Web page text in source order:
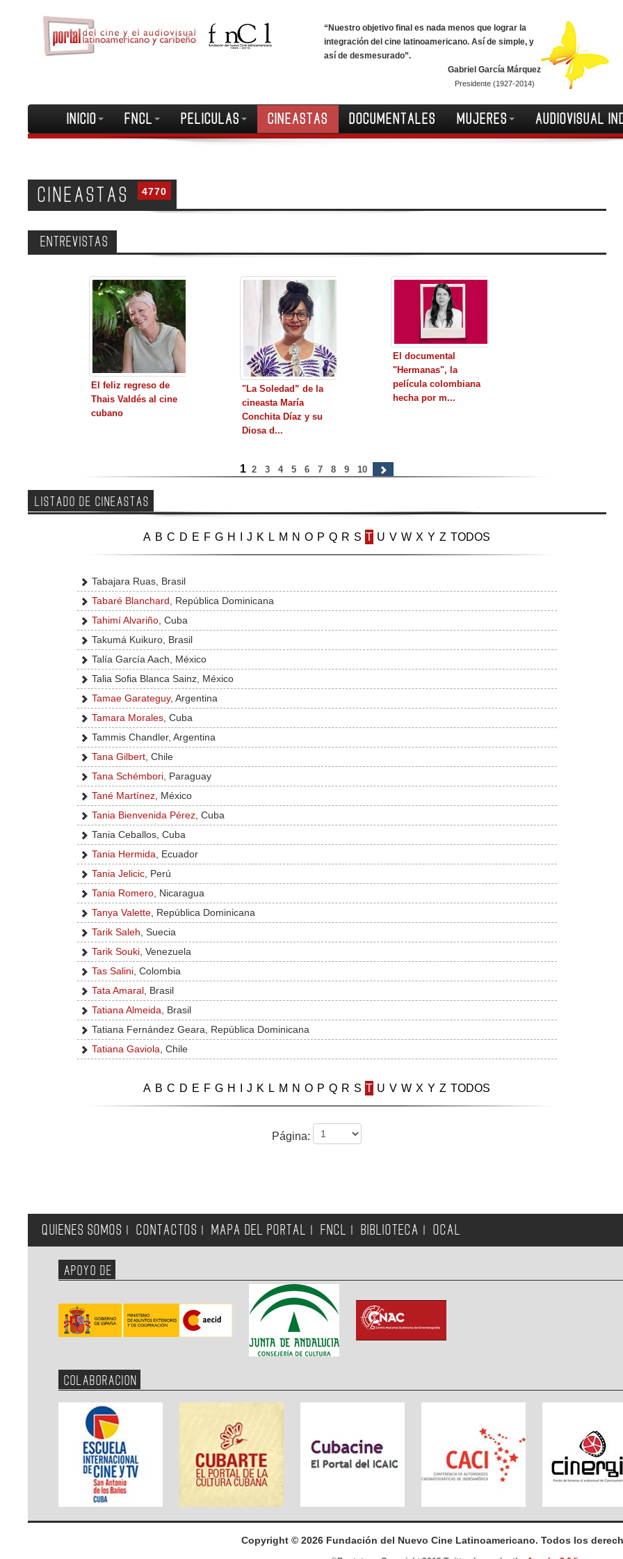
“Nuestro objetivo final es nada menos que lograr la
integración del cine latinoamericano. Así de simple, y
así de desmesurado”.
Gabriel García Márquez
Presidente (1927-2014)
INICIO FNCL PELICULAS CINEASTAS DOCUMENTALES MUJERES AUDIOVISUAL
CINEASTAS 4770
ENTREVISTAS
El feliz regreso de
Thais Valdés al cine
cubano
"La Soledad” de la
cineasta María
Conchita Díaz y su
Diosa d...
El documental
"Hermanas", la
película colombiana
hecha por m...
1 2 3 4 5 6 7 8 9 10
LISTADO DE CINEASTAS
A B C D E F G H J K L M N O P Q R S T U V W X Y Z TODOS
Tabajara Ruas, Brasil
Tabaré Blanchard , República Dominicana
Tahimí Alvariño , Cuba
Takumá Kuikuro, Brasil
Talía García Aach, México
Talia Sofia Blanca Sainz, México
Tamae Garateguy, Argentina
Tamara Morales , Cuba
Tammis Chandler, Argentina
Tana Gilbert , Chile
Tana Schémbori , Paraguay
Tané Martínez , México
Tania Bienvenida Pérez , Cuba
Tania Ceballos, Cuba
Tania Hermida , Ecuador
Tania Jelicic , Perú
Tania Romero , Nicaragua
Tanya Valette , República Dominicana
Tarik Saleh , Suecia
Tarik Souki , Venezuela
Tas Salini , Colombia
Tata Amaral , Brasil
Tatiana Almeida , Brasil
Tatiana Fernández Geara, República Dominicana
Tatiana Gaviola , Chile
A B C D E F G H J K L M N O P Q R S T U V W X Y Z TODOS
Página:
QUIENES SOMOS CONTACTOS MAPA DEL PORTAL FNCL BIBLIOTECA OCAL
APOYO DE
COLABORACION
Copyright © 2026 Fundación del Nuevo Cine Latinoamericano. Todos los